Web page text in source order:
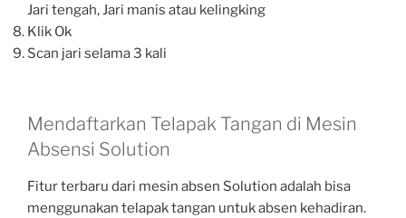
Jari tengah, Jari manis atau kelingking
Klik Ok
Scan jari selama 3 kali
Mendaftarkan Telapak Tangan di Mesin
Absensi Solution
Fitur terbaru dari mesin absen Solution adalah bisa
menggunakan telapak tangan untuk absen kehadiran.